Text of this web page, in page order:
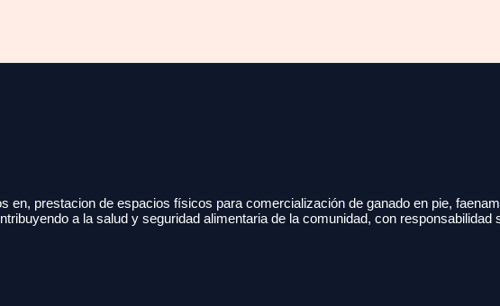
en, prestacion de espacios físicos para comercialización de ganado en pie,
a la salud y seguridad alimentaria de la comunidad, con responsabilidad